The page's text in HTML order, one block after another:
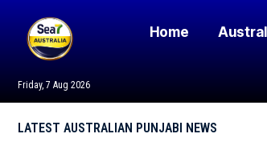
Friday, 7 Aug 2026
Home
LATEST AUSTRALIAN PUNJABI NEWS